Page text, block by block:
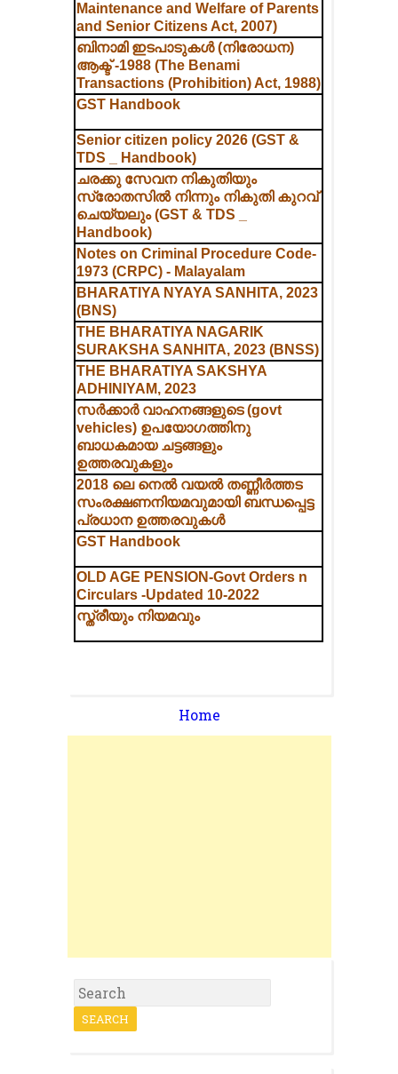
Maintenance and Welfare of Parents
and Senior Citizens Act, 2007)
ബിനാമി ഇടപാടുകൾ (നിരോധന)
ആക്ട് -1988 (The Benami
Transactions (Prohibition) Act, 1988)
GST Handbook
Senior citizen policy 2026 (GST &
TDS _ Handbook)
ചരക്കു സേവന നികുതിയും
സ്രോതസിൽ നിന്നും നികുതി കുറവ്
ചെയ്യലും (GST & TDS _
Handbook)
Notes on Criminal Procedure Code-
1973 (CRPC) - Malayalam
BHARATIYA NYAYA SANHITA, 2023
(BNS)
THE BHARATIYA NAGARIK
SURAKSHA SANHITA, 2023 (BNSS)
THE BHARATIYA SAKSHYA
ADHINIYAM, 2023
സർക്കാർ വാഹനങ്ങളുടെ (govt
vehicles) ഉപയോഗത്തിനു
ബാധകമായ ചട്ടങ്ങളും
ഉത്തരവുകളും
2018 ലെ നെൽ വയൽ തണ്ണീർത്തട
സംരക്ഷണനിയമവുമായി ബന്ധപ്പെട്ട
പ്രധാന ഉത്തരവുകള്‍
GST Handbook
OLD AGE PENSION-Govt Orders n
Circulars -Updated 10-2022
സ്ത്രീയും നിയമവും
Home
S
e
a
r